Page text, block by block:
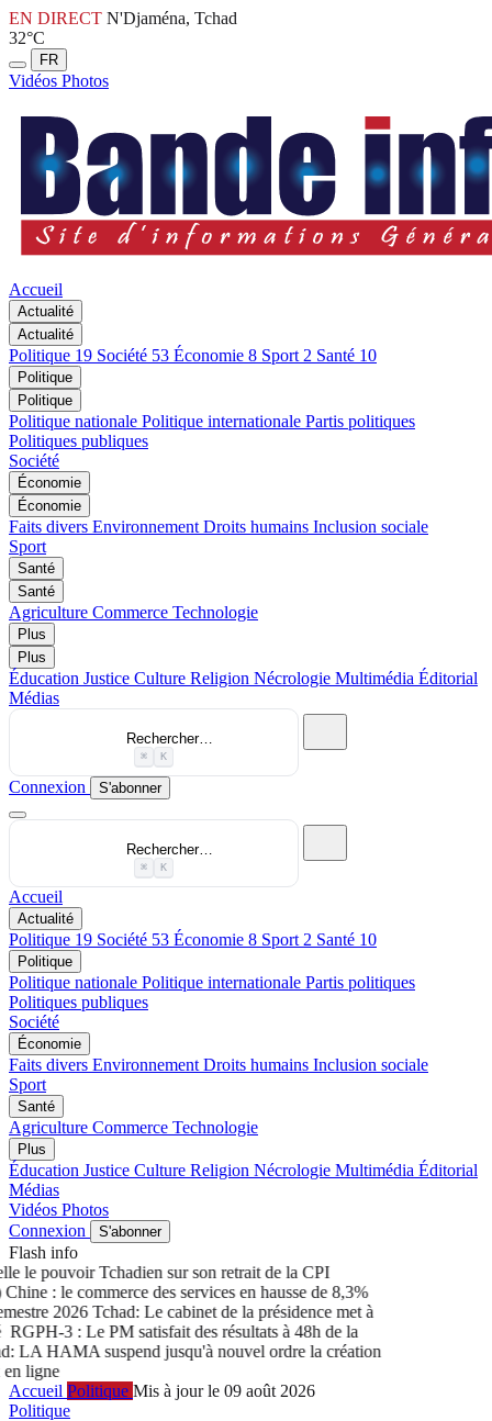
EN DIRECT N'Djaména, Tchad
32°C
FR
Vidéos Photos
Accueil
Actualité
Actualité
Politique 19 Société 53 Économie 8 Sport 2 Santé 10
Politique
Politique
Politique nationale Politique internationale Partis politiques
Politiques publiques
Société
Économie
Économie
Faits divers Environnement Droits humains Inclusion sociale
Sport
Santé
Santé
Agriculture Commerce Technologie
Plus
Plus
Éducation Justice Culture Religion Nécrologie Multimédia Éditorial
Médias
Rechercher…
⌘ K
Connexion S'abonner
Rechercher…
⌘ K
Accueil
Actualité
Politique 19 Société 53 Économie 8 Sport 2 Santé 10
Politique
Politique nationale Politique internationale Partis politiques
Politiques publiques
Société
Économie
Faits divers Environnement Droits humains Inclusion sociale
Sport
Santé
Agriculture Commerce Technologie
Plus
Éducation Justice Culture Religion Nécrologie Multimédia Éditorial
Médias
Vidéos Photos
Connexion
S'abonner
Flash info
le pouvoir Tchadien sur son retrait de la CPI
: le commerce des services en hausse de 8,3%
2026Tchad: Le cabinet de la présidence met à
3 : Le PM satisfait des résultats à 48h de la
LA HAMA suspend jusqu'à nouvel ordre la création
ligne
Accueil Politique Mis à jour le 09 août 2026
Politique